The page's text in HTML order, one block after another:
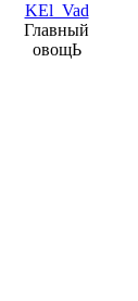
KEl_Vad
Главный
овощЬ